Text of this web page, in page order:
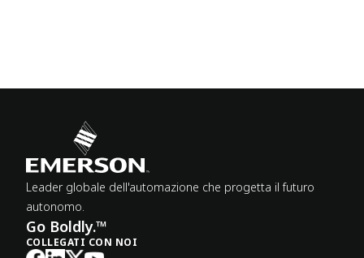
Leader globale dell'automazione che progetta il futuro
autonomo.
Go Boldly.™
COLLEGATI CON NOI